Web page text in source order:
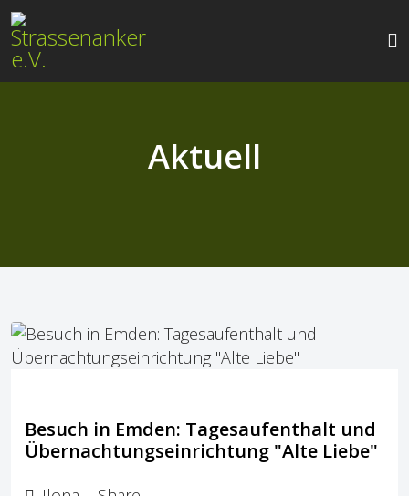
Aktuell
Besuch in Emden: Tagesaufenthalt und
Übernachtungseinrichtung "Alte Liebe"